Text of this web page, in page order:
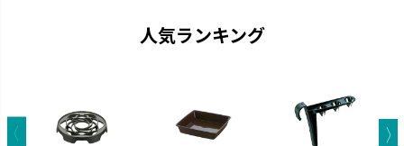
人気ランキング